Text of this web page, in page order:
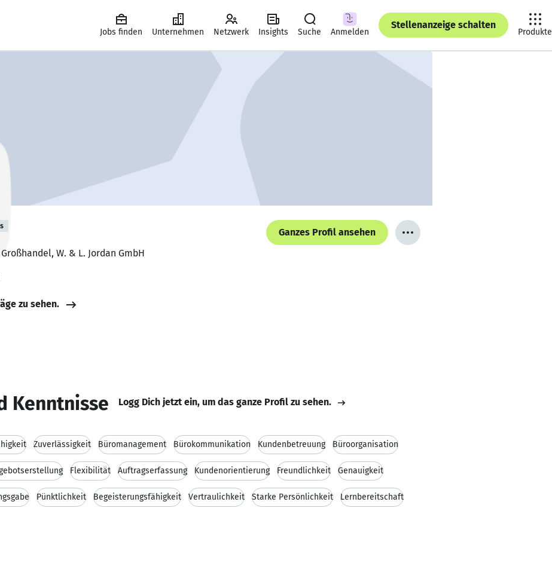
Jobs finden Unternehmen Netzwerk Insights Suche Anmelden
Stellenanzeige schalten
Produkte
Ganzes Profil ansehen
W. & L. Jordan GmbH
zu sehen.
Kenntnisse Logg Dich jetzt ein, um das ganze Profil zu sehen.
Zuverlässigkeit Büromanagement Bürokommunikation Kundenbetreuung Büroorganisation
Flexibilität Auftragserfassung Kundenorientierung Freundlichkeit Genauigkeit
Pünktlichkeit Begeisterungsfähigkeit Vertraulichkeit Starke Persönlichkeit Lernbereitschaft